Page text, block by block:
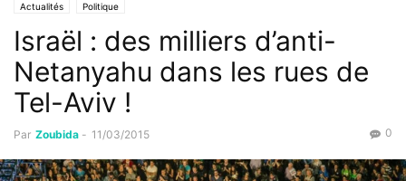
Actualités Politique
Israël : des milliers d’anti-
Netanyahu dans les rues de
Tel-Aviv !
Par Zoubida - 11/03/2015 0